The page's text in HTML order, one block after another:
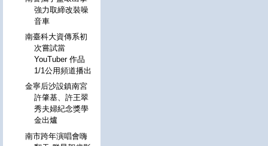
強力取締改裝噪
音車
南臺科大資傳系初
次嘗試當
YouTuber 作品
1/1公用頻道播出
金寧后沙設鎮南宮
許肇基、許王翠
秀夫婦紀念獎學
金出爐
南市跨年演唱會嗨